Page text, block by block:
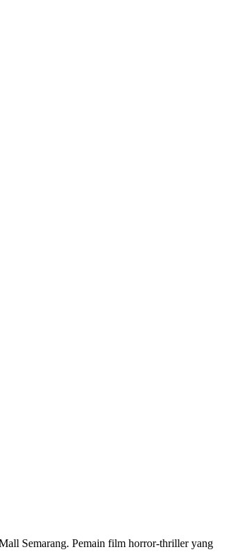
Semarang. Pemain film horror-thriller yang